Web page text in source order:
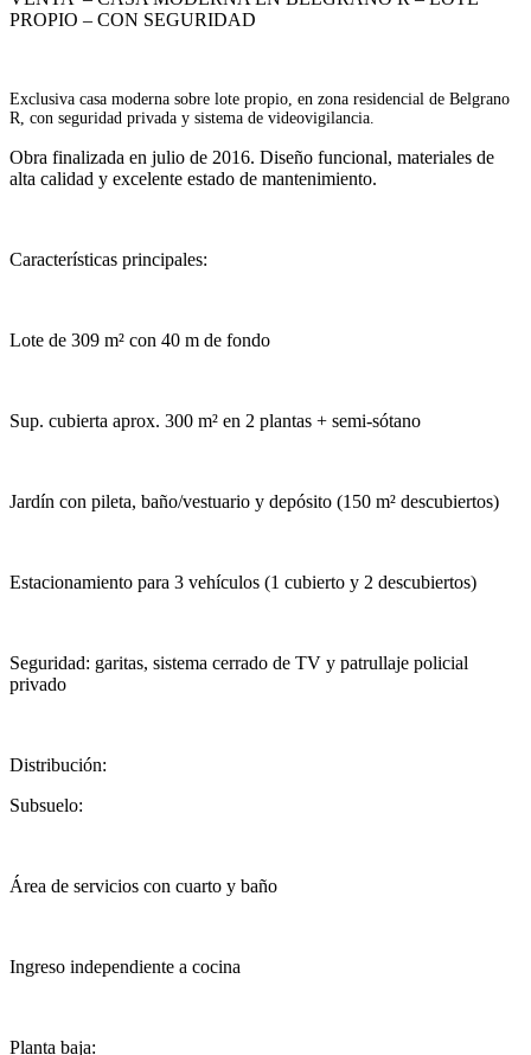
PROPIO – CON SEGURIDAD
Exclusiva casa moderna sobre lote propio, en zona residencial de Belgrano
R, con seguridad privada y sistema de videovigilancia.
Obra finalizada en julio de 2016. Diseño funcional, materiales de
alta calidad y excelente estado de mantenimiento.
Características principales:
Lote de 309 m² con 40 m de fondo
Sup. cubierta aprox. 300 m² en 2 plantas + semi-sótano
Jardín con pileta, baño/vestuario y depósito (150 m² descubiertos)
Estacionamiento para 3 vehículos (1 cubierto y 2 descubiertos)
Seguridad: garitas, sistema cerrado de TV y patrullaje policial
privado
Distribución:
Subsuelo:
Área de servicios con cuarto y baño
Ingreso independiente a cocina
Planta baja: